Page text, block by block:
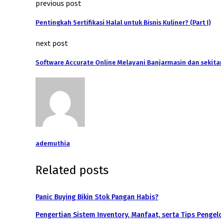
previous post
Pentingkah Sertifikasi Halal untuk Bisnis Kuliner? (Part I)
next post
Software Accurate Online Melayani Banjarmasin dan
ademuthia
Related posts
Panic Buying Bikin Stok Pangan Habis?
Pengertian Sistem Inventory, Manfaat, serta Tips